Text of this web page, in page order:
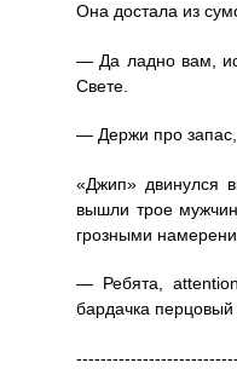
Она достала из
— Да ладно вам,
Свете.
— Держи про запас,
«Джип» двинулся
вышли трое
грозными
— Ребята, attention
бардачка перцовый